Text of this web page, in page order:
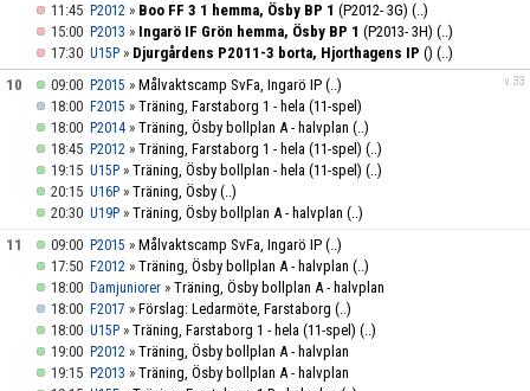
11:45 P2012 » Boo FF 3 1 hemma, Ösby BP 1 (P2012- 3G) (..)
15:00 P2013 » Ingarö IF Grön hemma, Ösby BP 1 (P2013- 3H) (..)
17:30 U15P » Djurgårdens P2011-3 borta, Hjorthagens IP () (..)
v.33
10 09:00 P2015 » Målvaktscamp SvFa, Ingarö IP (..)
18:00 F2015 » Träning, Farstaborg 1 - hela (11-spel)
18:00 P2014 » Träning, Ösby bollplan A - halvplan (..)
18:45 P2012 » Träning, Farstaborg 1 - hela (11-spel) (..)
19:15 U15P » Träning, Ösby bollplan - hela (11-spel) (..)
20:15 U16P » Träning, Ösby (..)
20:30 U19P » Träning, Ösby bollplan A - halvplan (..)
11
09:00 P2015 » Målvaktscamp SvFa, Ingarö IP (..)
17:50 F2012 » Träning, Ösby bollplan A - halvplan (..)
18:00 Damjuniorer » Träning, Ösby bollplan A - halvplan
18:00 F2017 » Förslag: Ledarmöte, Farstaborg (..)
18:00 U15P » Träning, Farstaborg 1 - hela (11-spel) (..)
19:00 P2012 » Träning, Ösby bollplan A - halvplan
19:15 P2013 » Träning, Ösby bollplan A - halvplan